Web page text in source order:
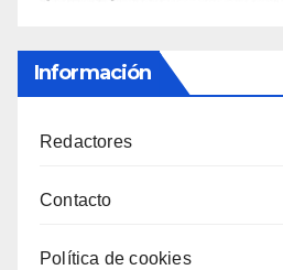
Información
Redactores
Contacto
Política de cookies